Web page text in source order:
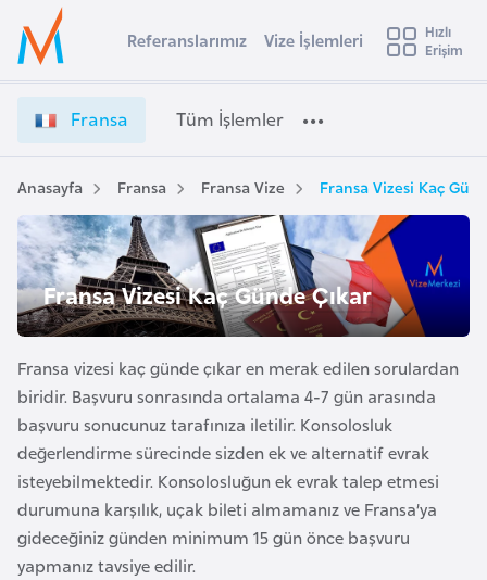
Ülke Seçimi
Başvuru yapmak istediğiniz ülkeyi seçin
Üye
Girişi
r
n
s
a
V
i
z
e
İ
ş
l
e
m
e
r
i
e
ş
i
Referanslarımız Vize İşlemleri
Hızlı
Erişim
Fransa Tüm İşlemler
Anasayfa Fransa Fransa Vize Fransa Vizesi Kaç
Fransa Vizesi Kaç Günde Çıkar
Fransa vizesi kaç günde çıkar en merak edilen sorulardan
biridir. Başvuru sonrasında ortalama 4-7 gün arasında
başvuru sonucunuz tarafınıza iletilir. Konsolosluk
değerlendirme sürecinde sizden ek ve alternatif evrak
isteyebilmektedir. Konsolosluğun ek evrak talep etmesi
durumuna karşılık, uçak bileti almamanız ve Fransa’ya
gideceğiniz günden minimum 15 gün önce başvuru
yapmanız tavsiye edilir.
s
t
r
a
A
v
u
t
u
r
y
a
A